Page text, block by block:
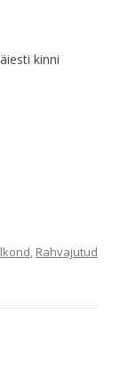
kinni
, Rahvajutud